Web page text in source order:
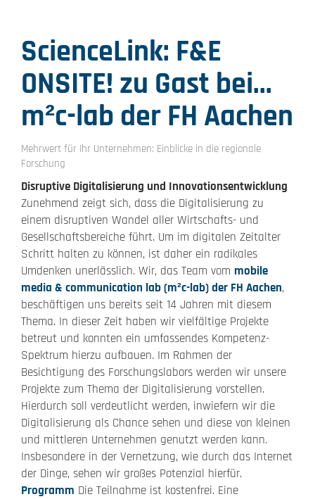
ScienceLink: F&E
ONSITE! zu Gast bei...
m²c-lab der FH Aachen
Mehrwert für Ihr Unternehmen: Einblicke in die regionale
Forschung
Disruptive Digitalisierung und Innovationsentwicklung
Zunehmend zeigt sich, dass die Digitalisierung zu
einem disruptiven Wandel aller Wirtschafts- und
Gesellschaftsbereiche führt. Um im digitalen Zeitalter
Schritt halten zu können, ist daher ein radikales
Umdenken unerlässlich. Wir, das Team vom mobile
media & communication lab (m²c-lab) der FH Aachen,
beschäftigen uns bereits seit 14 Jahren mit diesem
Thema. In dieser Zeit haben wir vielfältige Projekte
betreut und konnten ein umfassendes Kompetenz-
Spektrum hierzu aufbauen. Im Rahmen der
Besichtigung des Forschungslabors werden wir unsere
Projekte zum Thema der Digitalisierung vorstellen.
Hierdurch soll verdeutlicht werden, inwiefern wir die
Digitalisierung als Chance sehen und diese von kleinen
und mittleren Unternehmen genutzt werden kann.
Insbesondere in der Vernetzung, wie durch das Internet
der Dinge, sehen wir großes Potenzial hierfür.
Programm Die Teilnahme ist kostenfrei. Eine